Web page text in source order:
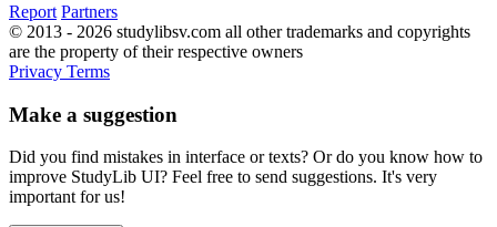
Report Partners
© 2013 - 2026 studylibsv.com all other trademarks and copyrights
are the property of their respective owners
Privacy Terms
Make a suggestion
Did you find mistakes in interface or texts? Or do you know how to
improve StudyLib UI? Feel free to send suggestions. It's very
important for us!